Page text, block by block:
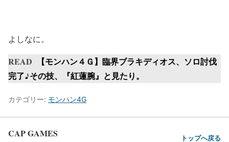
よしなに。
READ
【モンハン４Ｇ】臨界ブラキディオス、ソロ討伐
完了♪その技、『紅蓮腕』と見たり。
カテゴリー: モンハン4G
CAP GAMES トップへ戻る